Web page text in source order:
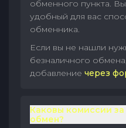
обменного пункта.
удобный для вас
обменника.
Если вы не нашли
безналичного
добавление через
Каковы комиссии
обмен?